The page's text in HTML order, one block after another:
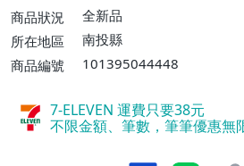
000免運費】、郵局掛號【
滿20件或消費滿$20000免
商品狀況
全新品
所在地區
南投縣
商品編號
101395044448
7-ELEVEN 運費只要38元
不限金額、筆數，筆筆優惠無